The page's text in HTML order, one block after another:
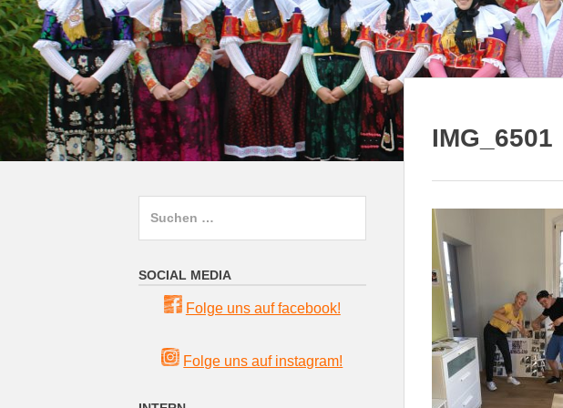
IMG_6501
SOCIAL MEDIA
Folge uns auf facebook!
Folge uns auf instagram!